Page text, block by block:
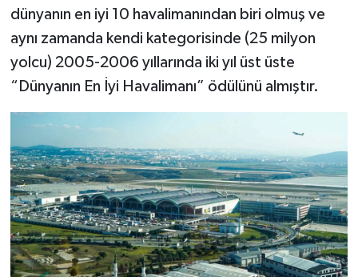
dünyanın en iyi 10 havalimanından biri olmuş ve
aynı zamanda kendi kategorisinde (25 milyon
yolcu) 2005-2006 yıllarında iki yıl üst üste
“Dünyanın En İyi Havalimanı” ödülünü almıştır.